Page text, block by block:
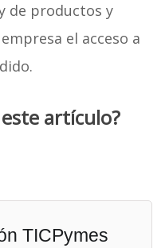
de productos y
el acceso a
artículo?
TICPymes